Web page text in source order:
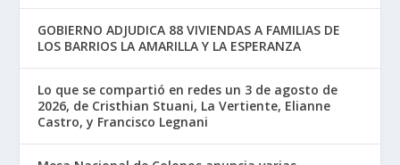
GOBIERNO ADJUDICA 88 VIVIENDAS A FAMILIAS DE
LOS BARRIOS LA AMARILLA Y LA ESPERANZA
Lo que se compartió en redes un 3 de agosto de
2026, de Cristhian Stuani, La Vertiente, Elianne
Castro, y Francisco Legnani